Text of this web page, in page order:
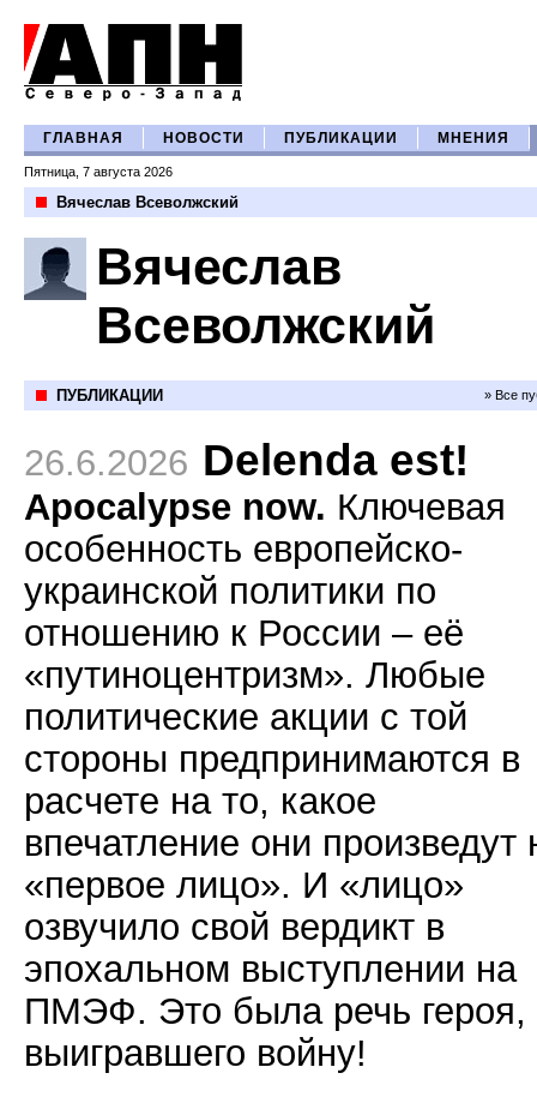
ГЛАВНАЯ НОВОСТИ ПУБЛИКАЦИИ МНЕНИЯ
Пятница, 7 августа 2026
Вячеслав Всеволжский
Вячеслав
Всеволжский
ПУБЛИКАЦИИ » Все
26.6.2026 Delenda est!
Apocalypse now. Ключевая
особенность европейско-
украинской политики по
отношению к России – её
«путиноцентризм». Любые
политические акции с той
стороны предпринимаются в
расчете на то, какое
впечатление они произведут
«первое лицо». И «лицо»
озвучило свой вердикт в
эпохальном выступлении на
ПМЭФ. Это была речь героя,
выигравшего войну!